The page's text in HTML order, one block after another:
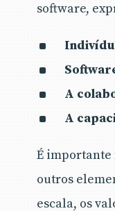
software,
A
A
É importante
outros
escala, os